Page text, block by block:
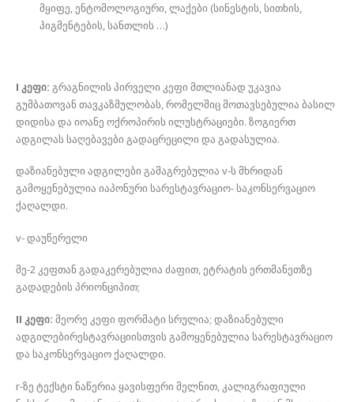
მყიფე, ენტომოლოგიური, ლაქები (სინესტის, სითხის,
პიგმენტების, სანთლის …)
I კეფი: გრაგნილის პირველი კეფი მთლიანად უკავია
გუმბათოვან თავკაზმულობას, რომელშიც მოთავსებულია ბასილ
დიდისა და იოანე ოქროპირის ილუსტრაციები. ზოგიერთ
ადგილას საღებავები გადაცრეცილი და გადასულია.
დაზიანებული ადგილები გამაგრებულია v-ს მხრიდან
გამოყენებულია იაპონური სარესტავრაციო- საკონსერვაციო
ქაღალდი.
v- დაუწერელი
მე-2 კეფთან გადაკერებულია ძაფით, ეტრატის ერთმანეთზე
გადადების პრიონციპით;
II კეფი: მეორე კეფი ფორმატი სრულია; დაზიანებული
ადგილებირესტავრაციისთვის გამოყენებულია სარესტავრაციო
და საკონსერვაციო ქაღალდი.
r-ზე ტექსტი ნაწერია ყავისფერი მელნით, კალიგრაფიული